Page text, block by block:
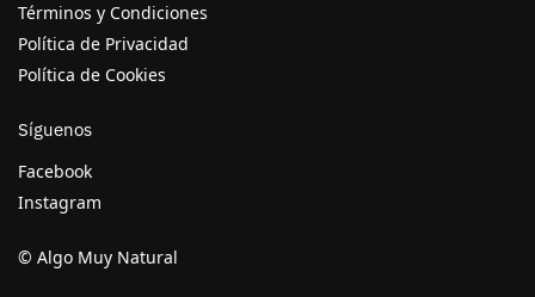
Términos y Condiciones
Política de Privacidad
Política de Cookies
Síguenos
Facebook
Instagram
© Algo Muy Natural